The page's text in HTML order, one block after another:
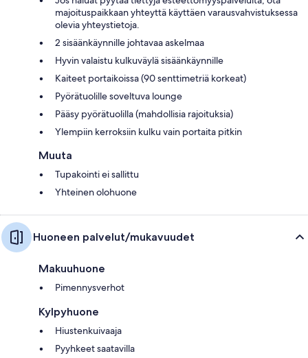
majoituspaikkaan yhteyttä käyttäen varausvahvistuksessa
olevia yhteystietoja.
2 sisäänkäynnille johtavaa askelmaa
Hyvin valaistu kulkuväylä sisäänkäynnille
Kaiteet portaikoissa (90 senttimetriä korkeat)
Pyörätuolille soveltuva lounge
Pääsy pyörätuolilla (mahdollisia rajoituksia)
Ylempiin kerroksiin kulku vain portaita pitkin
Muuta
Tupakointi ei sallittu
Yhteinen olohuone
Huoneen palvelut/mukavuudet
Makuuhuone
Pimennysverhot
Kylpyhuone
Hiustenkuivaaja
Pyyhkeet saatavilla